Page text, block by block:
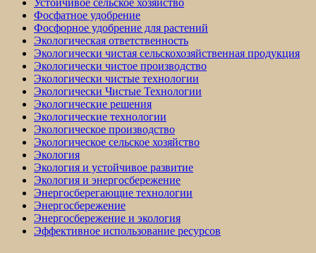
Устойчивое сельское хозяйство
Фосфатное удобрение
Фосфорное удобрение для растений
Экологическая ответственность
Экологически чистая сельскохозяйственная продукция
Экологически чистое производство
Экологически чистые технологии
Экологически Чистые Технологии
Экологические решения
Экологические технологии
Экологическое производство
Экологическое сельское хозяйство
Экология
Экология и устойчивое развитие
Экология и энергосбережение
Энергосберегающие технологии
Энергосбережение
Энергосбережение и экология
Эффективное использование ресурсов